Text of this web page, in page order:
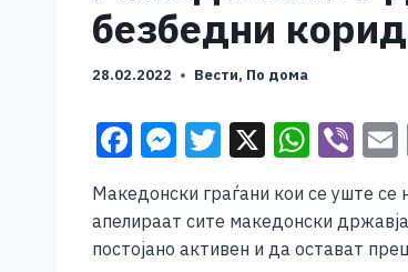
безбедни
28.02.2022 Вести, По дома
F
c
e
M
ss
e
T
wi
tt
er
X W
at
s
Vi
er
l
Македонски граѓани кои се уште
апелираат сите македонски
постојано активен и да остават